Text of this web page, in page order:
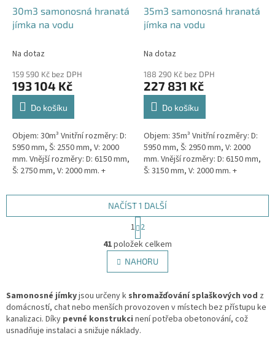
30m3 samonosná hranatá
jímka na vodu
Na dotaz
159 590 Kč bez DPH
193 104 Kč
Do košíku
Objem: 30m³ Vnitřní rozměry: D:
5950 mm, Š: 2550 mm, V: 2000
mm. Vnější rozměry: D: 6150 mm,
Š: 2750 mm, V: 2000 mm. +
bez potřeby...
35m3 samonosná hranatá
jímka na vodu
Na dotaz
188 290 Kč bez DPH
227 831 Kč
Do košíku
Objem: 35m³ Vnitřní rozměry: D:
5950 mm, Š: 2950 mm, V: 2000
mm. Vnější rozměry: D: 6150 mm,
Š: 3150 mm, V: 2000 mm. +
bez potřeby...
O
v
l
á
a
c
í
p
NAČÍST 1 DALŠÍ
S
t
r
á
n
k
v
á
n
í
1 2
41položek celkem
NAHORU
Samonosné jímkyjsou určeny k shromažďování splaškových vod z
domácností, chat nebo menších provozoven v místech bez přístupu ke
kanalizaci. Díky pevné konstrukci není potřeba obetonování, což
usnadňuje instalaci a snižuje náklady.